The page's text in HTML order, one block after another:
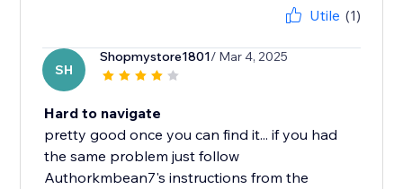
Utile (1)
SH
Shopmystore1801/ Mar 4, 2025
Hard to navigate
pretty good once you can find it... if you had
the same problem just follow
Authorkmbean7's instructions from the